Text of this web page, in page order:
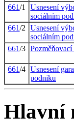
661/1
Usnesení
sociálním
661/2
Usnesení
sociálním
661/3
661/4 Usnesení
podniku
Hlavní